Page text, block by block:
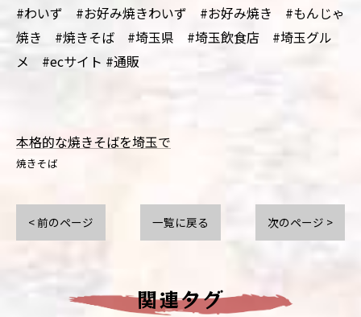
#わいず #お好み焼きわいず #お好み焼き #もんじゃ
焼き #焼きそば #埼玉県 #埼玉飲食店 #埼玉グル
メ #ecサイト #通販
本格的な焼きそばを埼玉で
焼きそば
< 前のページ 一覧に戻る 次のページ >
関連タグ